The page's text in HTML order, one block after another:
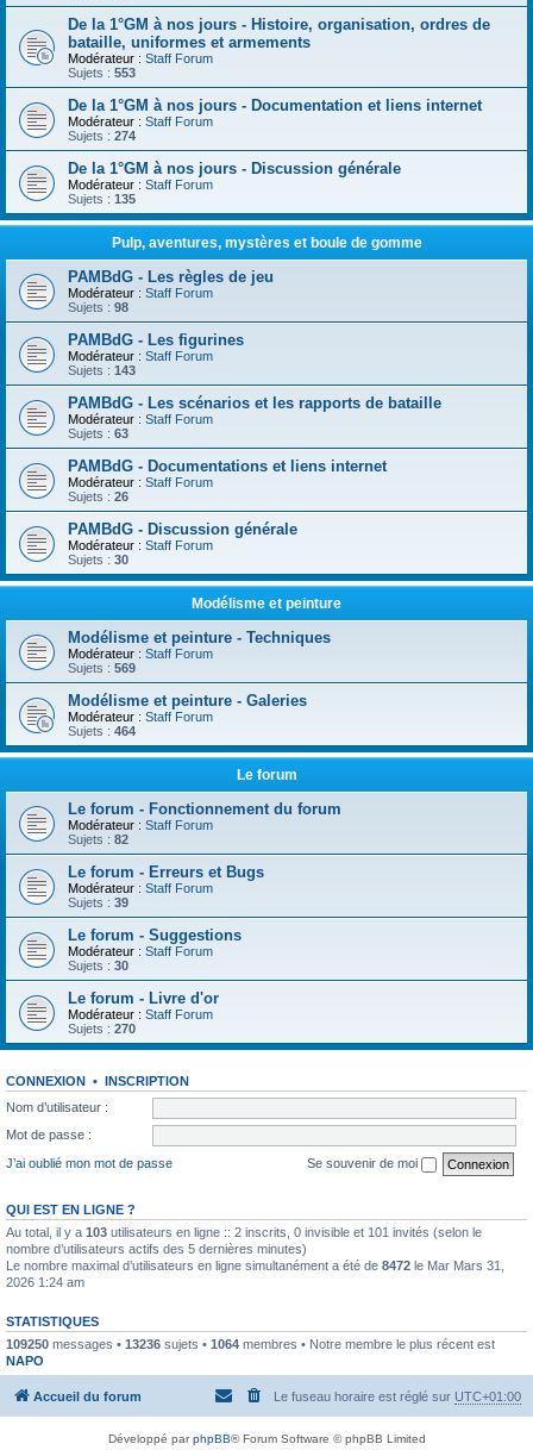
De la 1°GM à nos jours - Histoire, organisation, ordres de
bataille, uniformes et armements
Modérateur : Staff Forum
Sujets : 553
De la 1°GM à nos jours - Documentation et liens internet
Modérateur : Staff Forum
Sujets : 274
De la 1°GM à nos jours - Discussion générale
Modérateur : Staff Forum
Sujets : 135
Pulp, aventures, mystères et boule de gomme
PAMBdG - Les règles de jeu
Modérateur : Staff Forum
Sujets : 98
PAMBdG - Les figurines
Modérateur : Staff Forum
Sujets : 143
PAMBdG - Les scénarios et les rapports de bataille
Modérateur : Staff Forum
Sujets : 63
PAMBdG - Documentations et liens internet
Modérateur : Staff Forum
Sujets : 26
PAMBdG - Discussion générale
Modérateur : Staff Forum
Sujets : 30
Modélisme et peinture
Modélisme et peinture - Techniques
Modérateur : Staff Forum
Sujets : 569
Modélisme et peinture - Galeries
Modérateur : Staff Forum
Sujets : 464
Le forum
Le forum - Fonctionnement du forum
Modérateur : Staff Forum
Sujets : 82
Le forum - Erreurs et Bugs
Modérateur : Staff Forum
Sujets : 39
Le forum - Suggestions
Modérateur : Staff Forum
Sujets : 30
Le forum - Livre d'or
Modérateur : Staff Forum
Sujets : 270
CONNEXION • INSCRIPTION
Nom d’utilisateur :
Mot de passe :
J’ai oublié mon mot de passe
Se souvenir de moi
QUI EST EN LIGNE ?
Au total, il y a 103 utilisateurs en ligne :: 2 inscrits, 0 invisible et 101 invités (selon le
nombre d’utilisateurs actifs des 5 dernières minutes)
Le nombre maximal d’utilisateurs en ligne simultanément a été de 8472 le Mar Mars 31,
2026 1:24 am
STATISTIQUES
109250 messages • 13236 sujets • 1064 membres • Notre membre le plus récent est
NAPO
Accueil du forum Le fuseau horaire est réglé sur UTC+01:00
Développé parphpBB® Forum Software © phpBB Limited